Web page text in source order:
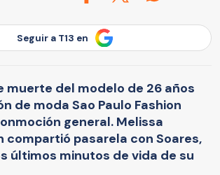
Seguir a T13 en
muerte del modelo de 26 años
de moda Sao Paulo Fashion
general. Melissa
compartió pasarela con Soares,
últimos minutos de vida de su